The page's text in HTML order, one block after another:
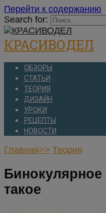
Перейти к содержанию
Search for:
КРАСИВОДЕЛ
ОБЗОРЫ
СТАТЬИ
ТЕОРИЯ
ДИЗАЙН
УРОКИ
РЕЦЕПТЫ
НОВОСТИ
Главная>> Теория
Бинокулярное
такое